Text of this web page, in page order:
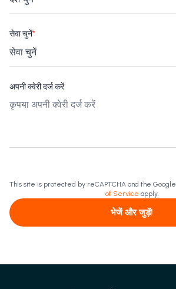
सेवा चुनें*
अपनी क्वेरी दर्ज करें
This site is protected by reCAPTCHA and the Google
of Service apply.
भेजें और जुड़ें!